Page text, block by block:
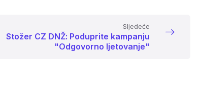
Sljedeće
Stožer CZ DNŽ: Poduprite kampanju
"Odgovorno ljetovanje"